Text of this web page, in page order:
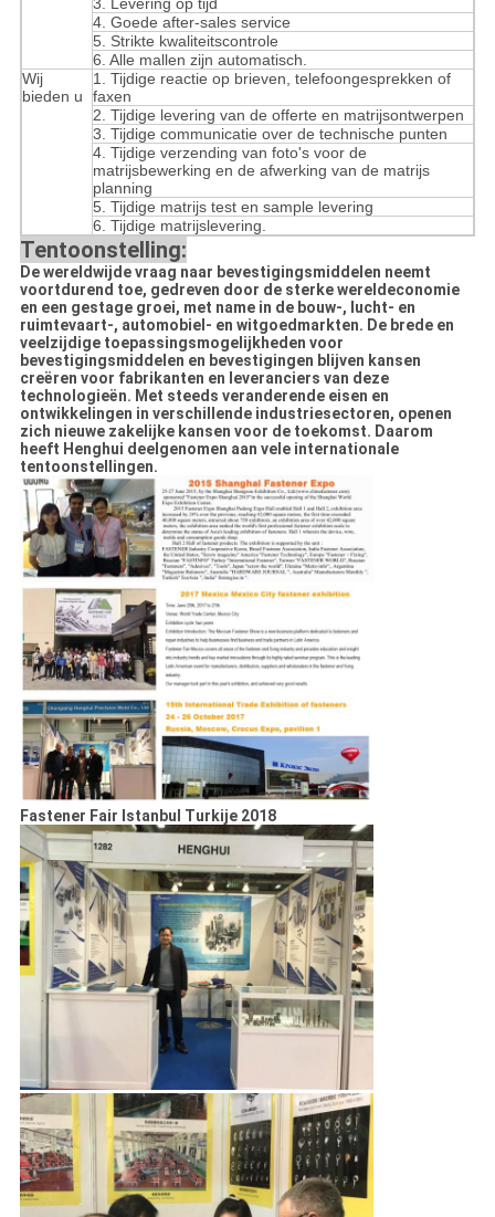
4. Goede after-sales service
5. Strikte kwaliteitscontrole
6. Alle mallen zijn automatisch.
Wij
bieden u
1. Tijdige reactie op brieven, telefoongesprekken of
faxen
2. Tijdige levering van de offerte en matrijsontwerpen
3. Tijdige communicatie over de technische punten
4. Tijdige verzending van foto's voor de
matrijsbewerking en de afwerking van de matrijs
planning
5. Tijdige matrijs test en sample levering
6. Tijdige matrijslevering.
Tentoonstelling:
De wereldwijde vraag naar bevestigingsmiddelen neemt
voortdurend toe, gedreven door de sterke wereldeconomie
en een gestage groei, met name in de bouw-, lucht- en
ruimtevaart-, automobiel- en witgoedmarkten. De brede en
veelzijdige toepassingsmogelijkheden voor
bevestigingsmiddelen en bevestigingen blijven kansen
creëren voor fabrikanten en leveranciers van deze
technologieën. Met steeds veranderende eisen en
ontwikkelingen in verschillende industriesectoren, openen
zich nieuwe zakelijke kansen voor de toekomst. Daarom
heeft Henghui deelgenomen aan vele internationale
tentoonstellingen.
Fastener Fair Istanbul Turkije 2018